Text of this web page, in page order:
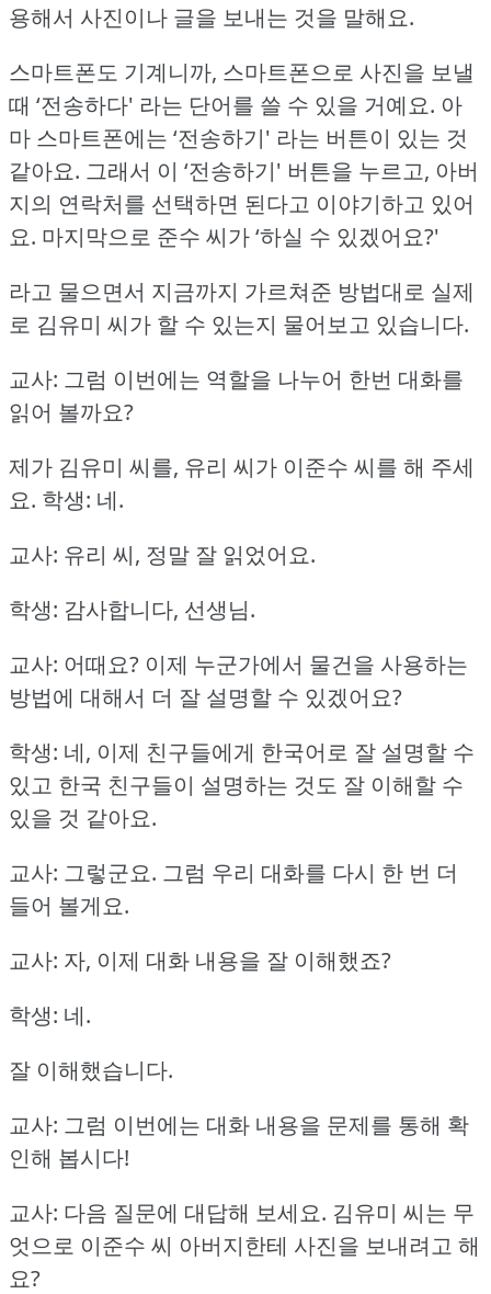
용해서 사진이나 글을 보내는 것을 말해요.
스마트폰도 기계니까, 스마트폰으로 사진을 보낼
때 ‘전송하다' 라는 단어를 쓸 수 있을 거예요. 아
마 스마트폰에는 ‘전송하기' 라는 버튼이 있는 것
같아요. 그래서 이 ‘전송하기' 버튼을 누르고, 아버
지의 연락처를 선택하면 된다고 이야기하고 있어
요. 마지막으로 준수 씨가 ‘하실 수 있겠어요?'
라고 물으면서 지금까지 가르쳐준 방법대로 실제
로 김유미 씨가 할 수 있는지 물어보고 있습니다.
교사: 그럼 이번에는 역할을 나누어 한번 대화를
읽어 볼까요?
제가 김유미 씨를, 유리 씨가 이준수 씨를 해 주세
요. 학생: 네.
교사: 유리 씨, 정말 잘 읽었어요.
학생: 감사합니다, 선생님.
교사: 어때요? 이제 누군가에서 물건을 사용하는
방법에 대해서 더 잘 설명할 수 있겠어요?
학생: 네, 이제 친구들에게 한국어로 잘 설명할 수
있고 한국 친구들이 설명하는 것도 잘 이해할 수
있을 것 같아요.
교사: 그렇군요. 그럼 우리 대화를 다시 한 번 더
들어 볼게요.
교사: 자, 이제 대화 내용을 잘 이해했죠?
학생: 네.
잘 이해했습니다.
교사: 그럼 이번에는 대화 내용을 문제를 통해 확
인해 봅시다!
교사: 다음 질문에 대답해 보세요. 김유미 씨는 무
엇으로 이준수 씨 아버지한테 사진을 보내려고 해
요?